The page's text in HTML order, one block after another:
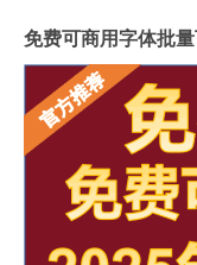
免费可商用字体批